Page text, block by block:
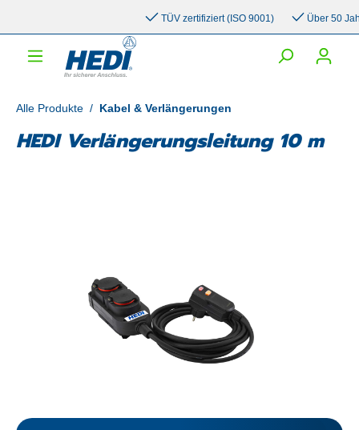
TÜV zertifiziert (ISO 9001) Über 50 Jahre
Alle Produkte / Kabel & Verlängerungen
HEDI Verlängerungsleitung 10 m